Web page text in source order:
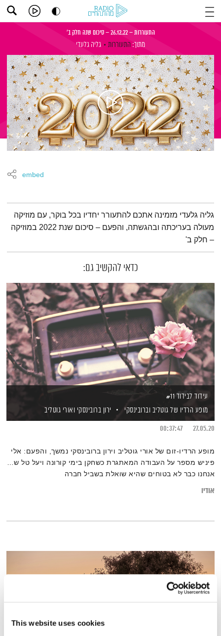
This website uses cookies
התעוררות – 26.12.22 – סיכום שנה חלק ב'
מתוך: התעוררות גליה גלעדי
embed
תמצית הפודקאסט
גליה גלעדי מזמינה אתכם להתעורר יחדיו בכל בוקר, עם מוזיקה
מעולה בעריכתה ובהגשתה, והפעם – סיכום שנת 2022 במוזיקה
– חלק ב'
כדאי להקשיב גם:
עידוד לבידוד #11
מופע הרדיו של גוטליב וברובינסקי
ירון ברובינסקי ואורי גוטליב
27.05.20
00:37:47
מופע הרדיו-זום של אורי גוטליב וירון ברובינסקי נמשך, והפעם: אלי
פיניש מספר על העבודה המאתגרת כשחקן בימי קורונה ויעל טל ש…
אנחנו כבר לא בטוחים שהיא שואלת בשביל חברה
אודיו